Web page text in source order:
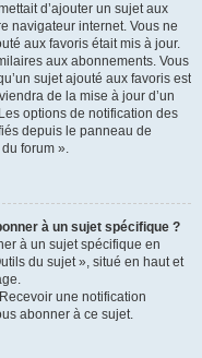
d’ajouter un sujet aux
navigateur internet. Vous ne
aux favoris était mis à jour.
aux abonnements. Vous
sujet ajouté aux favoris est
de la mise à jour d’un
options de notification des
depuis le panneau de
forum ».
à un sujet spécifique ?
à un sujet spécifique en
du sujet », situé en haut et
une notification
abonner à ce sujet.